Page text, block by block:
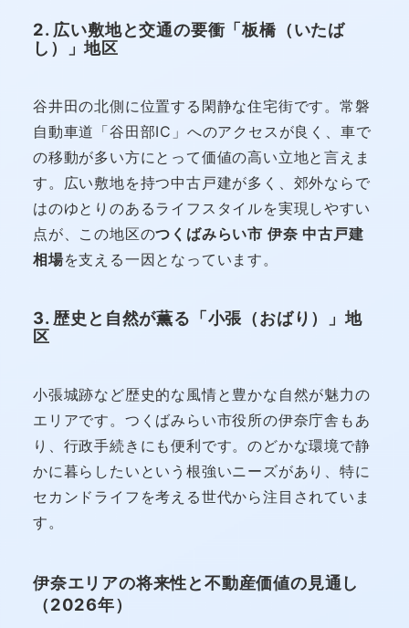
2. 広い敷地と交通の要衝「板橋（いたば
し）」地区
谷井田の北側に位置する閑静な住宅街です。常磐
自動車道「谷田部IC」へのアクセスが良く、車で
の移動が多い方にとって価値の高い立地と言えま
す。広い敷地を持つ中古戸建が多く、郊外ならで
はのゆとりのあるライフスタイルを実現しやすい
点が、この地区のつくばみらい市 伊奈 中古戸建
相場を支える一因となっています。
3. 歴史と自然が薫る「小張（おばり）」地
区
小張城跡など歴史的な風情と豊かな自然が魅力の
エリアです。つくばみらい市役所の伊奈庁舎もあ
り、行政手続きにも便利です。のどかな環境で静
かに暮らしたいという根強いニーズがあり、特に
セカンドライフを考える世代から注目されていま
す。
伊奈エリアの将来性と不動産価値の見通し
（2026年）